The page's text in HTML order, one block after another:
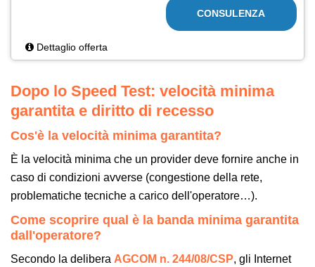
CONSULENZA
Dettaglio offerta
Dopo lo Speed Test: velocità minima
garantita e diritto di recesso
Cos'è la velocità minima garantita?
È la velocità minima che un provider deve fornire anche in
caso di condizioni avverse (congestione della rete,
problematiche tecniche a carico dell'operatore…).
Come scoprire qual è la banda minima garantita
dall'operatore?
Secondo la delibera AGCOM n. 244/08/CSP, gli Internet